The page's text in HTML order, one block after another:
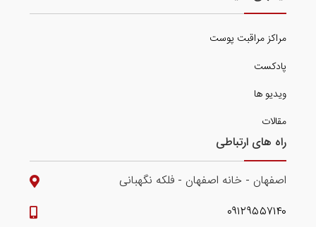
مراکز مراقبت پوست
پادکست
ویدیو ها
مقالات
راه های ارتباطی
اصفهان - خانه اصفهان - فلکه نگهبانی
۰۹۱۲۹۵۵۷۱۴۰